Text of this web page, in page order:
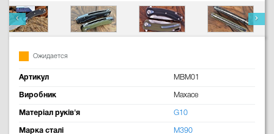
Ожидается
Артикул MBM01
Виробник Maxace
Матеріал руків'я G10
Марка сталі M390